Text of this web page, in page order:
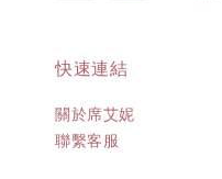
快速連結
關於席艾妮
聯繫客服